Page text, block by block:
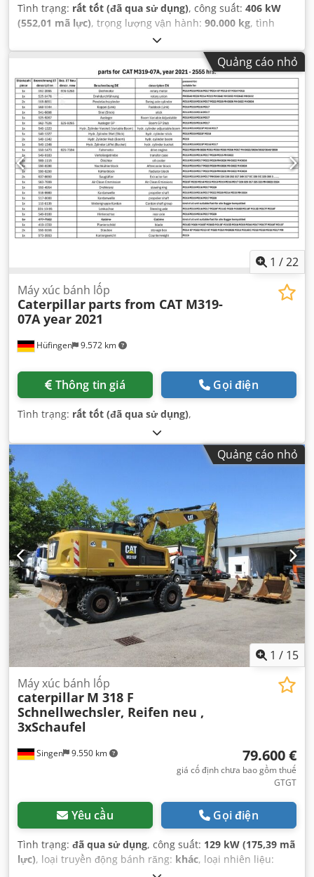
Tình trạng: rất tốt (đã qua sử dụng), công suất: 406 kW
(552,01 mã lực), trọng lượng vận hành: 90.000 kg, tình
, Năm sản xuất:
động:12.866 h, Thiết bị:cabin, điều hòa không khí,
Quảng cáo nhỏ
1 /22
Hüfingen 9.572 km
Máy xúc bánh lốp
Caterpillar parts from CAT M319-
07A year 2021
Thông tin giá Gọi điện
Tình trạng: rất tốt (đã qua sử dụng),
Quảng cáo nhỏ
1 / 15
Singen 9.550 km
Máy xúc bánh lốp
caterpillar M 318 F
Schnellwechsler, Reifen neu ,
3xSchaufel
79.600 €
giá cố định chưa bao gồm thuế
GTGT
Yêu cầu Gọi điện
Tình trạng: đã qua sử dụng, công suất: 129 kW (175,39 mã
lực), loại truyền động bánh răng: khác, loại nhiên liệu:
, đăng ký lần đầu: